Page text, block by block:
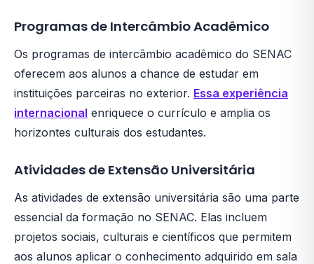
Programas de Intercâmbio Acadêmico
Os programas de intercâmbio acadêmico do SENAC
oferecem aos alunos a chance de estudar em
instituições parceiras no exterior. Essa experiência
internacional enriquece o currículo e amplia os
horizontes culturais dos estudantes.
Atividades de Extensão Universitária
As atividades de extensão universitária são uma parte
essencial da formação no SENAC. Elas incluem
projetos sociais, culturais e científicos que permitem
aos alunos aplicar o conhecimento adquirido em sala